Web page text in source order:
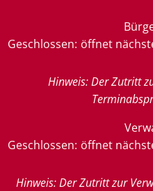
Klicken, um weitere
Geschlossen: öffnet
Hinweis: Der Zutritt
Klicken, um weitere
Geschlossen: öffnet
Hinweis: Der Zutritt zur